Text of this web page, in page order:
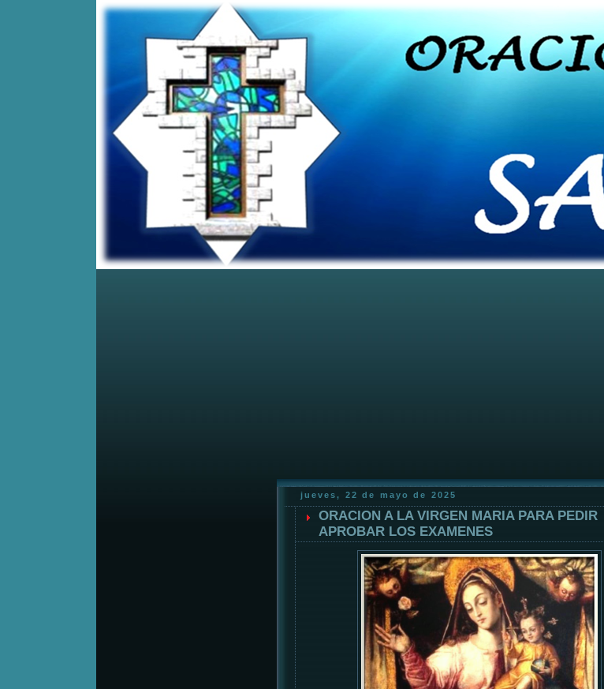
Home Posts RSS Comments RSS
jueves, 22 de mayo de 2025
ORACION A LA VIRGEN MARIA PARA PEDIR
APROBAR LOS EXAMENES